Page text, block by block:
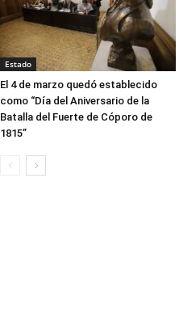
Estado
El 4 de marzo quedó establecido
como “Día del Aniversario de la
Batalla del Fuerte de Cóporo de
1815”